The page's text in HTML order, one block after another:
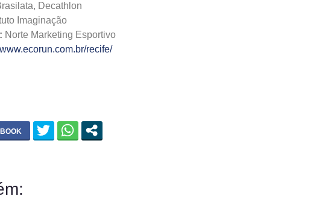
Decathlon
Imaginação
Norte Marketing Esportivo
recife/